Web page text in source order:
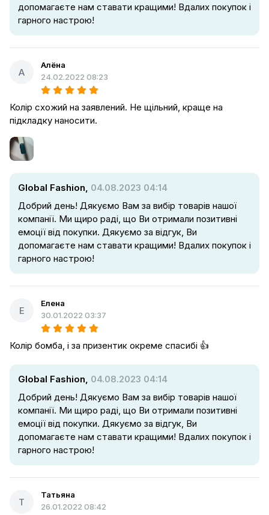
допомагаєте нам ставати кращими! Вдалих покупок і
гарного настрою!
А
Алёна
24.02.2022 08:23
Колір схожий на заявлений. Не щільний, краще на
підкладку наносити.
Global Fashion, 04.08.2023 04:14
Добрий день! Дякуємо Вам за вибір товарів нашої
компанії. Ми щиро раді, що Ви отримали позитивні
емоції від покупки. Дякуємо за відгук, Ви
допомагаєте нам ставати кращими! Вдалих покупок і
гарного настрою!
Е
Елена
30.01.2022 03:37
Колір бомба, і за призентик окреме спасибі 👍
Global Fashion, 04.08.2023 04:14
Добрий день! Дякуємо Вам за вибір товарів нашої
компанії. Ми щиро раді, що Ви отримали позитивні
емоції від покупки. Дякуємо за відгук, Ви
допомагаєте нам ставати кращими! Вдалих покупок і
гарного настрою!
Т
Татьяна
26.01.2022 08:42